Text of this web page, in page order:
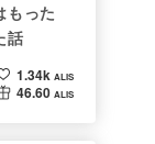
った
話
1.34k ALIS
46.60 ALIS